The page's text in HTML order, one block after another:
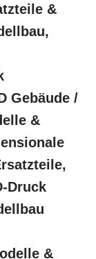
&
Gebäude /
&
Druck
&